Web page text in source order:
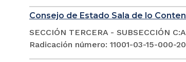
Consejo de Estado Sala de lo
SECCIÓN TERCERA - SUBSECCIÓN
Radicación número: 11001-03-15-000-